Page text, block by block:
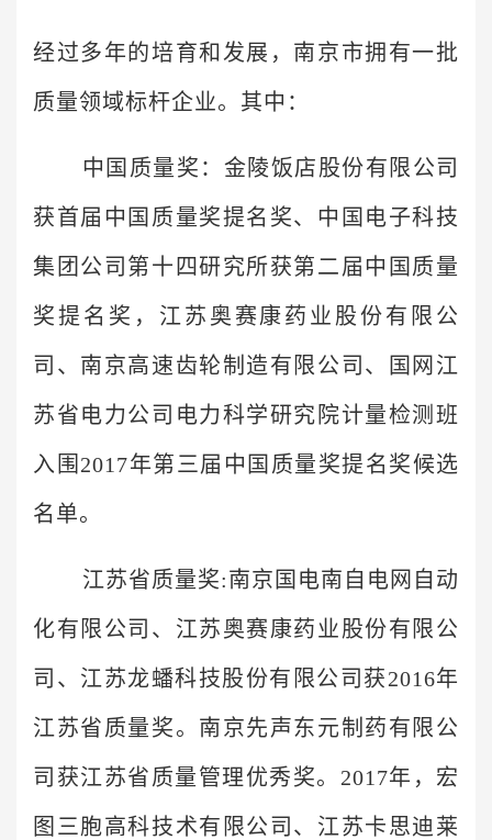
经过多年的培育和发展，南京市拥有一批
质量领域标杆企业。其中：
中国质量奖：金陵饭店股份有限公司
获首届中国质量奖提名奖、中国电子科技
集团公司第十四研究所获第二届中国质量
奖提名奖，江苏奥赛康药业股份有限公
司、南京高速齿轮制造有限公司、国网江
苏省电力公司电力科学研究院计量检测班
入围2017年第三届中国质量奖提名奖候选
名单。
江苏省质量奖:南京国电南自电网自动
化有限公司、江苏奥赛康药业股份有限公
司、江苏龙蟠科技股份有限公司获2016年
江苏省质量奖。南京先声东元制药有限公
司获江苏省质量管理优秀奖。2017年，宏
图三胞高科技术有限公司、江苏卡思迪莱